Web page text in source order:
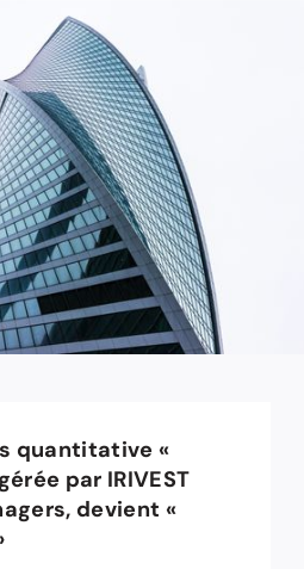
quantitative «
par IRIVEST
devient «